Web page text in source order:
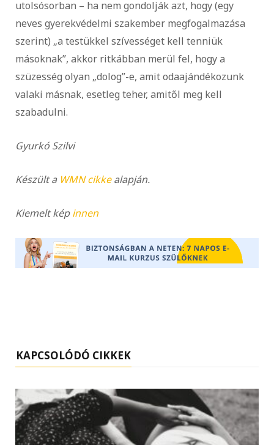
utolsósorban – ha nem gondolják azt, hogy (egy
neves gyerekvédelmi szakember megfogalmazása
szerint) „a testükkel szívességet kell tenniük
másoknak”, akkor ritkábban merül fel, hogy a
szüzesség olyan „dolog”-e, amit odaajándékozunk
valaki másnak, esetleg teher, amitől meg kell
szabadulni.
Gyurkó Szilvi
Készült a WMN cikkealapján.
Kiemelt képinnen
KAPCSOLÓDÓ CIKKEK